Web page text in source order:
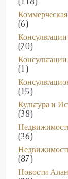
(6)
(70)
(1)
(15)
Культура и
(38)
(36)
(87)
Новости
(39)